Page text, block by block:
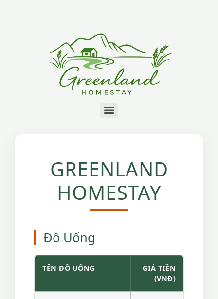
GREENLAND
HOMESTAY
Đồ Uống
TÊN ĐỒ UỐNG
GIÁ TIỀN
(VNĐ)